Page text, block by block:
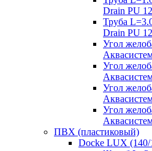
Drain PU
Труба
Drain PU
Угол
Угол
Угол
Угол
ПВХ (пластиковый)
Docke LUX (140/